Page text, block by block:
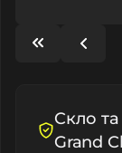
Cкло
Grand